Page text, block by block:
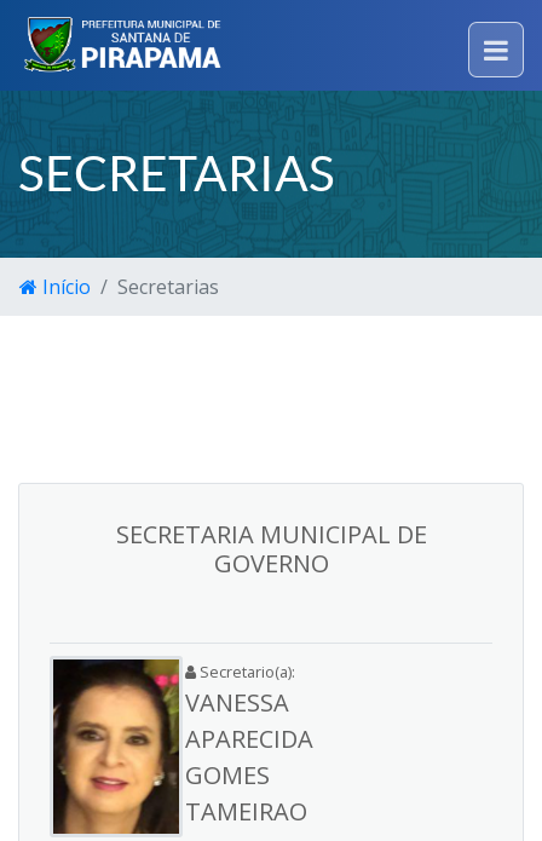
SECRETARIAS
Início Secretarias
SECRETARIA MUNICIPAL DE
GOVERNO
Secretario(a):
VANESSA
APARECIDA
GOMES
TAMEIRAO